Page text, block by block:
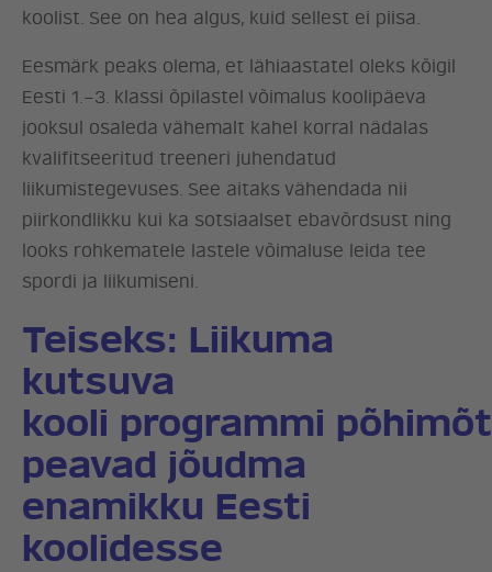
koolist. See on hea algus, kuid sellest ei piisa.
Eesmärk peaks olema, et lähiaastatel oleks kõigil
Eesti 1.–3. klassi õpilastel võimalus koolipäeva
jooksul osaleda vähemalt kahel korral nädalas
kvalifitseeritud treeneri juhendatud
liikumistegevuses. See aitaks vähendada nii
piirkondlikku kui ka sotsiaalset ebavõrdsust ning
looks rohkematele lastele võimaluse leida tee
spordi ja liikumiseni.
Teiseks: Liikuma
kutsuva
kooli programmi
peavad jõudma
enamikku Eesti
koolidesse